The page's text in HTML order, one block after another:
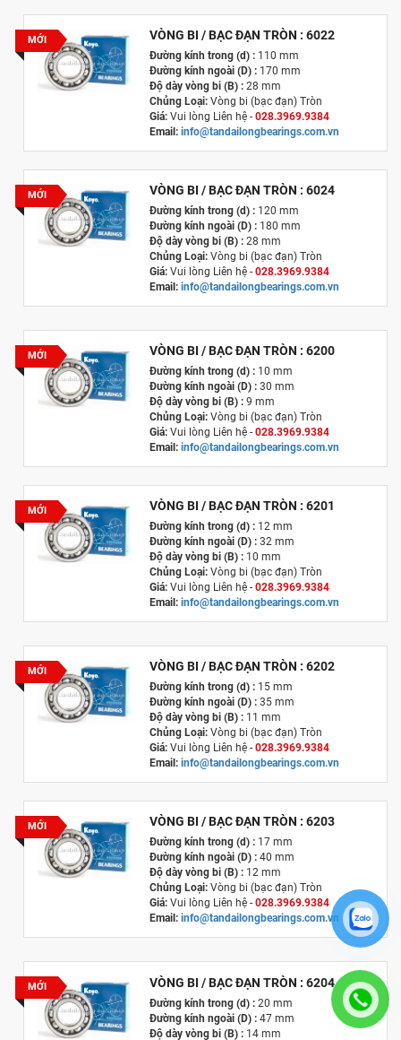
MỚI VÒNG BI / BẠC ĐẠN TRÒN : 6022
Đường kính trong (d) :110 mm
Đường kính ngoài (D) :170 mm
Độ dày vòng bi (B) :28 mm
Chủng Loại: Vòng bi (bạc đạn) Tròn
Giá:Vui lòng Liên hệ - 028.3969.9384
Email: info@tandailongbearings.com.vn
MỚI VÒNG BI / BẠC ĐẠN TRÒN : 6024
Đường kính trong (d) :120 mm
Đường kính ngoài (D) :180 mm
Độ dày vòng bi (B) :28 mm
Chủng Loại: Vòng bi (bạc đạn) Tròn
Giá:Vui lòng Liên hệ - 028.3969.9384
Email: info@tandailongbearings.com.vn
MỚI VÒNG BI / BẠC ĐẠN TRÒN : 6200
Đường kính trong (d) :10 mm
Đường kính ngoài (D) :30 mm
Độ dày vòng bi (B) :9 mm
Chủng Loại: Vòng bi (bạc đạn) Tròn
Giá:Vui lòng Liên hệ - 028.3969.9384
Email: info@tandailongbearings.com.vn
MỚI VÒNG BI / BẠC ĐẠN TRÒN : 6201
Đường kính trong (d) :12 mm
Đường kính ngoài (D) :32 mm
Độ dày vòng bi (B) :10 mm
Chủng Loại: Vòng bi (bạc đạn) Tròn
Giá:Vui lòng Liên hệ - 028.3969.9384
Email: info@tandailongbearings.com.vn
MỚI VÒNG BI / BẠC ĐẠN TRÒN : 6202
Đường kính trong (d) :15 mm
Đường kính ngoài (D) :35 mm
Độ dày vòng bi (B) :11 mm
Chủng Loại: Vòng bi (bạc đạn) Tròn
Giá:Vui lòng Liên hệ - 028.3969.9384
Email: info@tandailongbearings.com.vn
MỚI VÒNG BI / BẠC ĐẠN TRÒN : 6203
Đường kính trong (d) :17 mm
Đường kính ngoài (D) :40 mm
Độ dày vòng bi (B) :12 mm
Chủng Loại: Vòng bi (bạc đạn) Tròn
Giá:Vui lòng Liên hệ - 028.3969.9384
Email: info@tandailongbearings.com.vn
MỚI VÒNG BI / BẠC ĐẠN TRÒN : 6204
Đường kính trong (d) :20 mm
Đường kính ngoài (D) :47 mm
Độ dày vòng bi (B) :14 mm